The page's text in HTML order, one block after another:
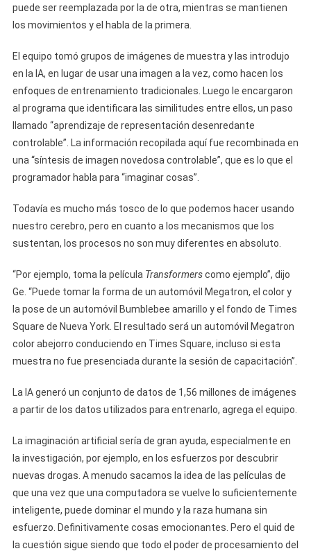
puede ser reemplazada por la de otra, mientras se mantienen
los movimientos y el habla de la primera.
El equipo tomó grupos de imágenes de muestra y las introdujo
en la IA, en lugar de usar una imagen a la vez, como hacen los
enfoques de entrenamiento tradicionales. Luego le encargaron
al programa que identificara las similitudes entre ellos, un paso
llamado “aprendizaje de representación desenredante
controlable”. La información recopilada aquí fue recombinada en
una “síntesis de imagen novedosa controlable”, que es lo que el
programador habla para “imaginar cosas”.
Todavía es mucho más tosco de lo que podemos hacer usando
nuestro cerebro, pero en cuanto a los mecanismos que los
sustentan, los procesos no son muy diferentes en absoluto.
“Por ejemplo, toma la película Transformerscomo ejemplo”, dijo
Ge. “Puede tomar la forma de un automóvil Megatron, el color y
la pose de un automóvil Bumblebee amarillo y el fondo de Times
Square de Nueva York. El resultado será un automóvil Megatron
color abejorro conduciendo en Times Square, incluso si esta
muestra no fue presenciada durante la sesión de capacitación”.
La IA generó un conjunto de datos de 1,56 millones de imágenes
a partir de los datos utilizados para entrenarlo, agrega el equipo.
La imaginación artificial sería de gran ayuda, especialmente en
la investigación, por ejemplo, en los esfuerzos por descubrir
nuevas drogas. A menudo sacamos la idea de las películas de
que una vez que una computadora se vuelve lo suficientemente
inteligente, puede dominar el mundo y la raza humana sin
esfuerzo. Definitivamente cosas emocionantes. Pero el quid de
la cuestión sigue siendo que todo el poder de procesamiento del